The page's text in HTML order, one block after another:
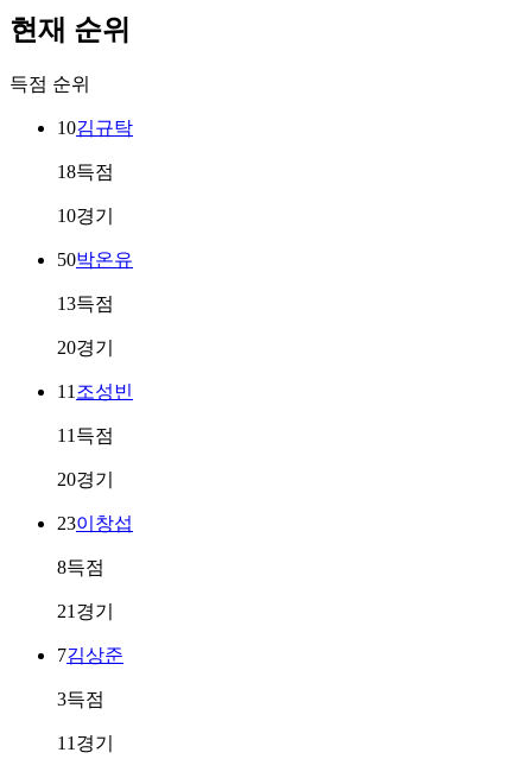
현재 순위
득점 순위
10김규탁
18득점
10경기
50박온유
13득점
20경기
11 조성빈
11득점
20경기
23이창섭
8득점
21경기
7김상준
3득점
11경기